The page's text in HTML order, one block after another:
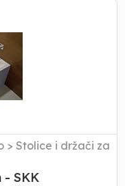
> Stolice i držači za
- SKK